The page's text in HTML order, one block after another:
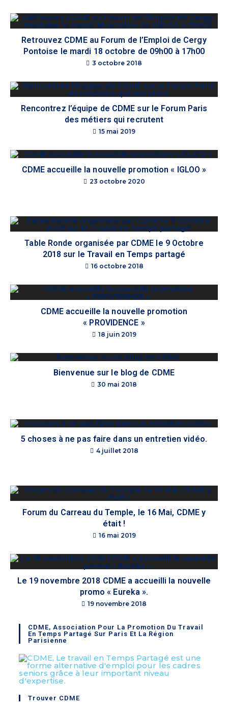
Retrouvez CDME au Forum de l’Emploi de Cergy
Pontoise le mardi 18 octobre de 09h00 à 17h00
3 octobre 2018
Rencontrez l’équipe de CDME sur le Forum Paris
des métiers qui recrutent
15 mai 2019
CDME accueille la nouvelle promotion « IGLOO »
23 octobre 2020
Table Ronde organisée par CDME le 9 Octobre
2018 sur le Travail en Temps partagé
16 octobre 2018
CDME accueille la nouvelle promotion
« PROVIDENCE »
18 juin 2019
Bienvenue sur le blog de CDME
30 mai 2018
5 choses à ne pas faire dans un entretien vidéo.
4 juillet 2018
Forum du Carreau du Temple, le 16 Mai, CDME y
était !
16 mai 2019
Le 19 novembre 2018 CDME a accueilli la nouvelle
promo « Eureka ».
19 novembre 2018
CDME, Association Pour La Promotion Du Travail
En Temps Partagé Sur Paris Et La Région
Parisienne
Trouver CDME